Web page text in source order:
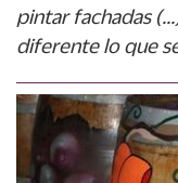
pintar fachadas
diferente lo que